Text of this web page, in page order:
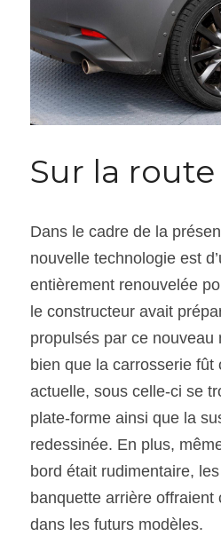
Sur la route
Dans le cadre de la
nouvelle technologie est
entièrement renouvelée
le constructeur avait
propulsés par ce nouveau
bien que la carrosserie fût
actuelle, sous celle-ci se
plate-forme ainsi que la
redessinée. En plus,
bord était rudimentaire,
banquette arrière offraient
dans les futurs modèles.